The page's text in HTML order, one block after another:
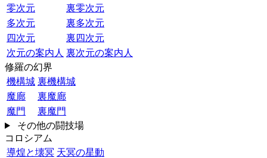
零次元
裏零次元
多次元
裏多次元
四次元
裏四次元
次元の案内人 裏次元の案内人
修羅の幻界
機構城 裏機構城
魔廊
裏魔廊
魔門
裏魔門
その他の闘技場
コロシアム
導煌と壊冥 天冥の星動